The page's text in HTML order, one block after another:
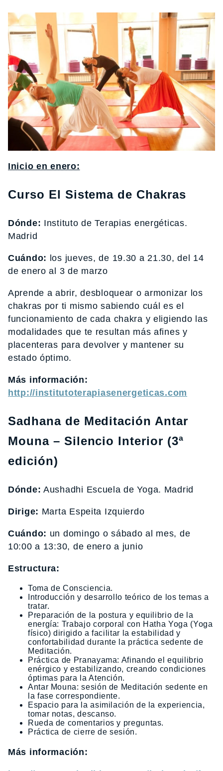
Inicio en enero:
Curso El Sistema de Chakras
Dónde: Instituto de Terapias energéticas.
Madrid
Cuándo: los jueves, de 19.30 a 21.30, del 14
de enero al 3 de marzo
Aprende a abrir, desbloquear o armonizar los
chakras por ti mismo sabiendo cuál es el
funcionamiento de cada chakra y eligiendo las
modalidades que te resultan más afines y
placenteras para devolver y mantener su
estado óptimo.
Más información:
http://institutoterapiasenergeticas.com
Sadhana de Meditación Antar
Mouna – Silencio Interior (3ª
edición)
Dónde: Aushadhi Escuela de Yoga. Madrid
Dirige: Marta Espeita Izquierdo
Cuándo: un domingo o sábado al mes, de
10:00 a 13:30, de enero a junio
Estructura:
Toma de Consciencia.
Introducción y desarrollo teórico de los temas a
tratar.
Preparación de la postura y equilibrio de la
energía: Trabajo corporal con Hatha Yoga (Yoga
físico) dirigido a facilitar la estabilidad y
confortabilidad durante la práctica sedente de
Meditación.
Práctica de Pranayama: Afinando el equilibrio
enérgico y estabilizando, creando condiciones
óptimas para la Atención.
Antar Mouna: sesión de Meditación sedente en
la fase correspondiente.
Espacio para la asimilación de la experiencia,
tomar notas, descanso.
Rueda de comentarios y preguntas.
Práctica de cierre de sesión.
Más información: